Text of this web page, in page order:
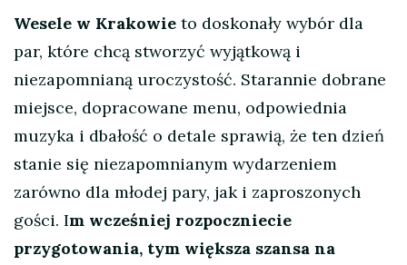
Wesele w Krakowie to doskonały wybór dla
par, które chcą stworzyć wyjątkową i
niezapomnianą uroczystość. Starannie dobrane
miejsce, dopracowane menu, odpowiednia
muzyka i dbałość o detale sprawią, że ten dzień
stanie się niezapomnianym wydarzeniem
zarówno dla młodej pary, jak i zaproszonych
gości. Im wcześniej rozpoczniecie
przygotowania, tym większa szansa na